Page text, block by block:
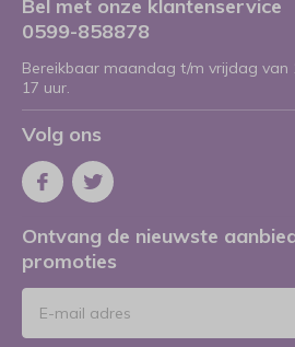
Bel met onze klantenservice
0599-858878
Bereikbaar maandag t/m vrijdag van
17 uur.
Volg ons
Ontvang de nieuwste
promoties